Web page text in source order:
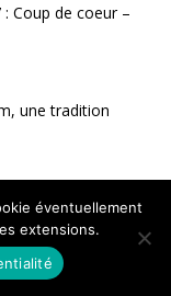
Coup de coeur –
une tradition
: Sebastião
éventuellement
extensions.